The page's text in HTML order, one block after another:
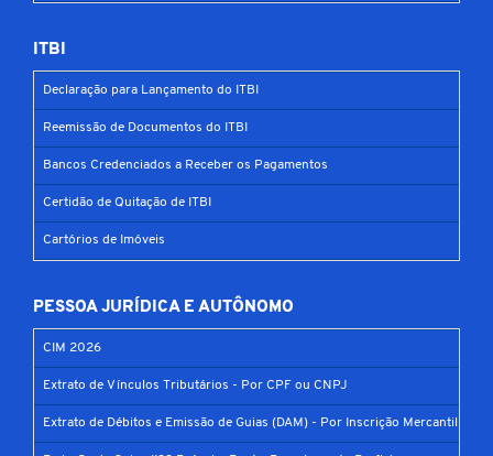
ITBI
Declaração para Lançamento do ITBI
Reemissão de Documentos do ITBI
Bancos Credenciados a Receber os Pagamentos
Certidão de Quitação de ITBI
Cartórios de Imóveis
PESSOA JURÍDICA E AUTÔNOMO
CIM 2026
Extrato de Vínculos Tributários - Por CPF ou CNPJ
Extrato de Débitos e Emissão de Guias (DAM) - Por Inscrição Mercantil